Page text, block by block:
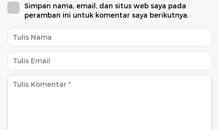
Simpan nama, email, dan situs web saya pada
peramban ini untuk komentar saya berikutnya.